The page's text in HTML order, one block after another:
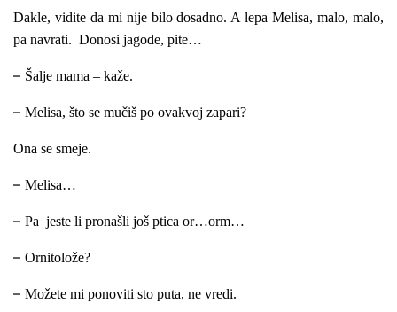
Dakle, vidite da mi nije bilo dosadno. A lepa Melisa, malo, malo,
pa navrati. Donosi jagode, pite…
– Šalje mama – kaže.
– Melisa, što se mučiš po ovakvoj zapari?
Ona se smeje.
– Melisa…
– Pa jeste li pronašli još ptica or…orm…
– Ornitolože?
– Možete mi ponoviti sto puta, ne vredi.